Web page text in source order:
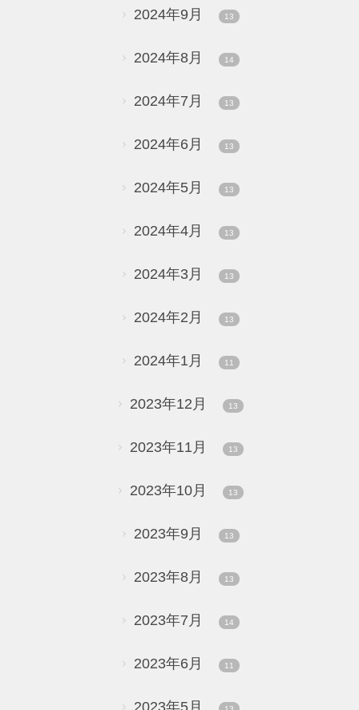
2024年9月 13
2024年8月 14
2024年7月 13
2024年6月 13
2024年5月 13
2024年4月 13
2024年3月 13
2024年2月 13
2024年1月 11
2023年12月 13
2023年11月 13
2023年10月 13
2023年9月 13
2023年8月 13
2023年7月 14
2023年6月 11
2023年5月